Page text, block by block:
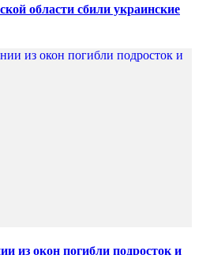
области сбили украинские
из окон погибли подросток и